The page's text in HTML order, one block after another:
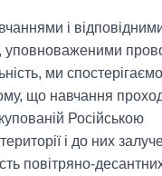
і
уповноваженими
ми
що навчання
Російською
і до них
повітряно-